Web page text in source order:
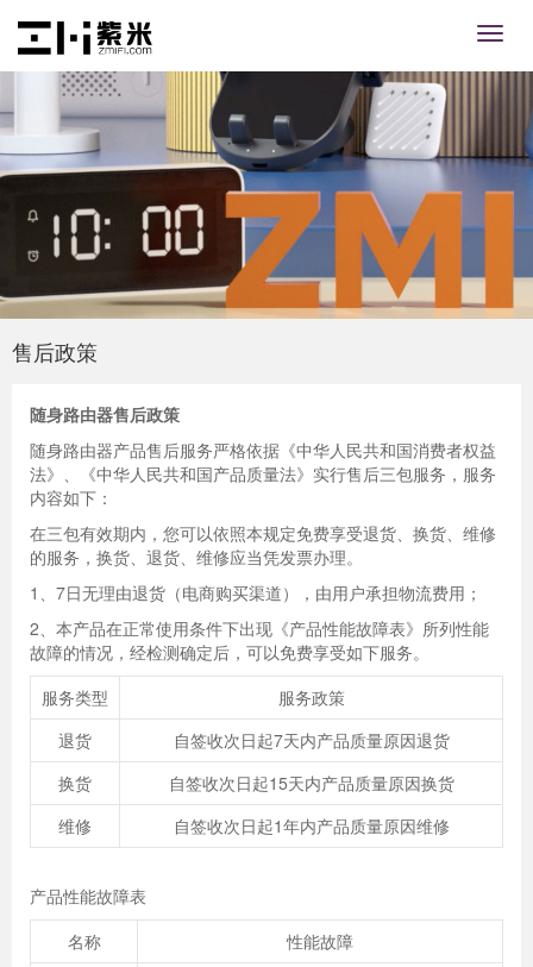
售后政策
随身路由器售后政策
随身路由器产品售后服务严格依据《中华人民共和国消费者权益
法》、《中华人民共和国产品质量法》实行售后三包服务，服务
内容如下：
在三包有效期内，您可以依照本规定免费享受退货、换货、维修
的服务，换货、退货、维修应当凭发票办理。
1、7日无理由退货（电商购买渠道），由用户承担物流费用；
2、本产品在正常使用条件下出现《产品性能故障表》所列性能
故障的情况，经检测确定后，可以免费享受如下服务。
服务类型
服务政策
退货
自签收次日起7天内产品质量原因退货
换货
自签收次日起15天内产品质量原因换货
维修
自签收次日起1年内产品质量原因维修
产品性能故障表
名称
性能故障